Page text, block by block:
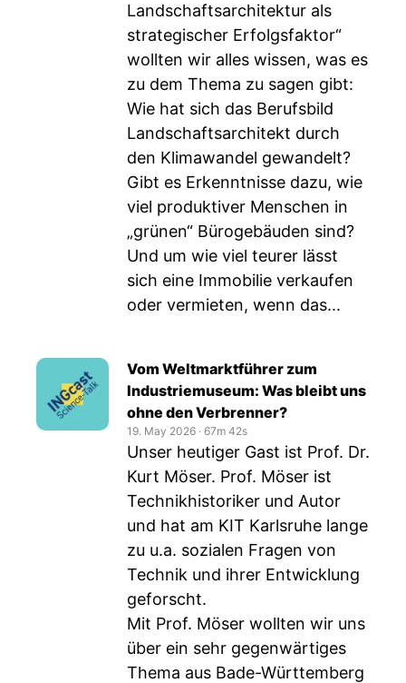
Landschaftsarchitektur als
strategischer Erfolgsfaktor“
wollten wir alles wissen, was es
zu dem Thema zu sagen gibt:
Wie hat sich das Berufsbild
Landschaftsarchitekt durch
den Klimawandel gewandelt?
Gibt es Erkenntnisse dazu, wie
viel produktiver Menschen in
„grünen“ Bürogebäuden sind?
Und um wie viel teurer lässt
sich eine Immobilie verkaufen
oder vermieten, wenn das...
Vom Weltmarktführer zum
Industriemuseum: Was bleibt uns
ohne den Verbrenner?
19. May 2026 ‧ 67m 42s
Unser heutiger Gast ist Prof. Dr.
Kurt Möser. Prof. Möser ist
Technikhistoriker und Autor
und hat am KIT Karlsruhe lange
zu u.a. sozialen Fragen von
Technik und ihrer Entwicklung
geforscht.
Mit Prof. Möser wollten wir uns
über ein sehr gegenwärtiges
Thema aus Bade-Württemberg